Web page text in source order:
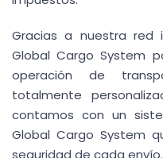
Gracias a nuestra red
Global Cargo System
operación de
totalmente
contamos con un
Global Cargo System
seguridad de cada envío.